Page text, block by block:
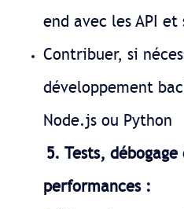
end avec les API et
Contribuer, si
développement
Node.js ou Python
5. Tests,
performances :